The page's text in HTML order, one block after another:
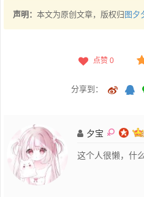
声明： 本文为原创文章，版权归 图夕
点赞 0
分享到：
夕宝
这个人很懒，什